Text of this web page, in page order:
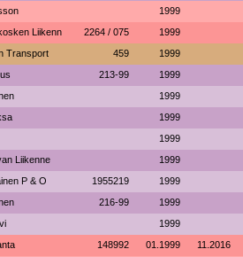
1999
Liikenn 2264 / 075 1999
Transport 459 1999
213-99 1999
1999
1999
1999
Liikenne 1999
P & O 1955219 1999
216-99 1999
1999
148992 01.1999 11.2016